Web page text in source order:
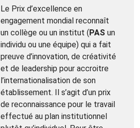
Le Prix d’excellence en
engagement mondial reconnaît
un collège ou un institut ( PAS un
individu ou une équipe) qui a fait
preuve d’innovation, de créativité
et de leadership pour accroitre
l’internationalisation de son
établissement. Il s’agit d’un prix
de reconnaissance pour le travail
effectué au plan institutionnel